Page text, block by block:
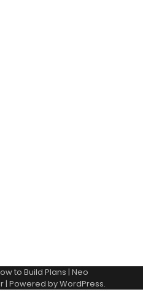
to Build Plans | Neo
| Powered byWordPress.